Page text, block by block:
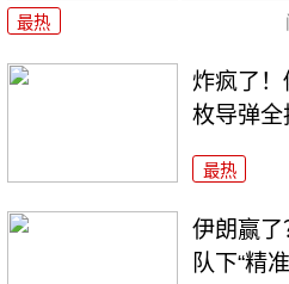
最热
炸疯了！
枚导弹全
最热
伊朗赢了
队下“精